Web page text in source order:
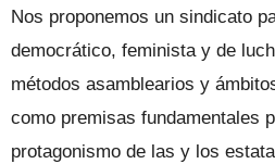
Nos proponemos un sindicato
democrático, feminista y de
métodos asamblearios y
como premisas fundamentales
protagonismo de las y los